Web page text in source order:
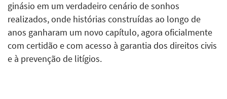
ginásio em um verdadeiro cenário de sonhos
realizados, onde histórias construídas ao longo de
anos ganharam um novo capítulo, agora oficialmente
com certidão e com acesso à garantia dos direitos civis
e à prevenção de litígios.